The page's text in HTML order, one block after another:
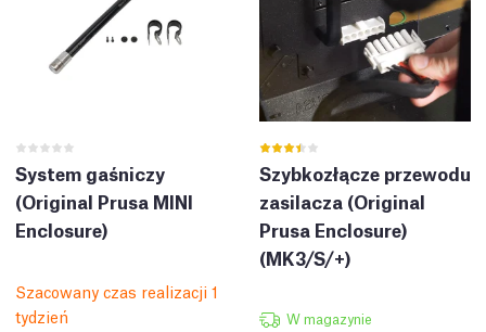
System gaśniczy
(Original Prusa MINI
Enclosure)
Szacowany czas realizacji 1
tydzień
Szybkozłącze przewodu
zasilacza (Original
Prusa Enclosure)
(MK3/S/+)
W magazynie